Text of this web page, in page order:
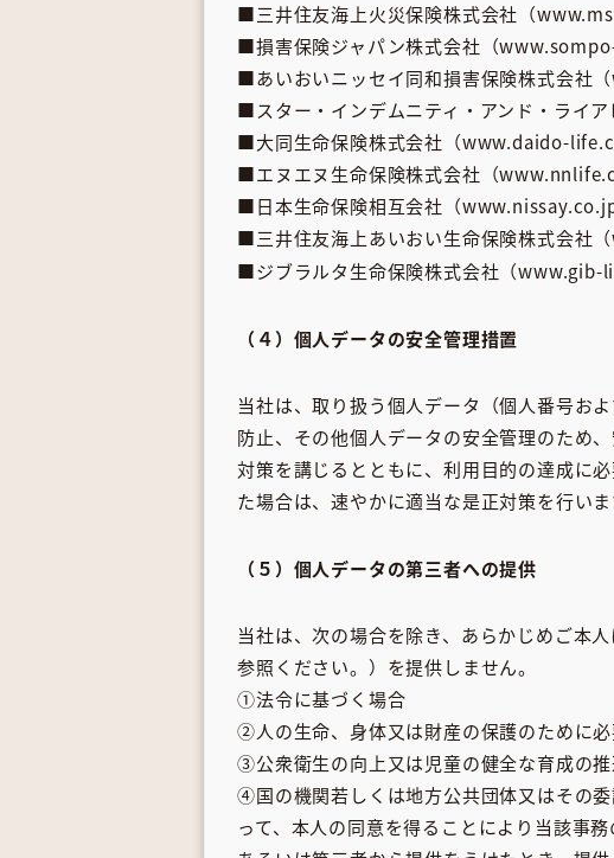
■三井住友海上火災保険株式会社（
■損害保険ジャパン株式会社（
■あいおいニッセイ同和損害保険株式会社
■スター・インデムニティ・アンド・ライ
■大同生命保険株式会社（www.daido-
■エヌエヌ生命保険株式会社（
■日本生命保険相互会社（www.nissay.co.jp
■三井住友海上あいおい生命保険株式会社
■ジブラルタ生命保険株式会社（www.gib-
（４）個人データの安全管理措置
当社は、取り扱う個人データ（個人番号お
防止、その他個人データの安全管理のため
対策を講じるとともに、利用目的の達成に
た場合は、速やかに適当な是正対策を行いま
（５）個人データの第三者への提供
当社は、次の場合を除き、あらかじめご本
参照ください。）を提供しません。
①法令に基づく場合
②人の生命、身体又は財産の保護のために必
③公衆衛生の向上又は児童の健全な育成の推
④国の機関若しくは地方公共団体又はその
って、本人の同意を得ることにより当該事